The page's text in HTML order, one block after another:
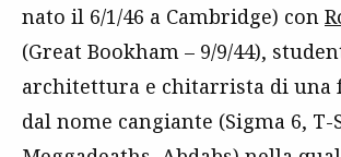
nato il 6/1/46 a Cambridge) con
(Great Bookham – 9/9/44),
architettura e chitarrista di una
dal nome cangiante (Sigma 6, T-